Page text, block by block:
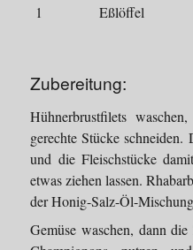
1
Eßlöffel
Zubereitung:
Hühnerbrustfilets
gerechte Stücke
und die Fleischstücke
etwas ziehen lassen.
der Honig-Salz-Öl-
Gemüse waschen, dann